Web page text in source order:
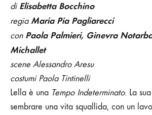
diElisabetta Bocchino
regia Maria Pia Pagliarecci
con Paola Palmieri, Ginevra
Michallet
scene Alessandro Aresu
costumi Paola Tintinelli
Lella è una Tempo Indeterminato. La
sembrare una vita squallida, con un